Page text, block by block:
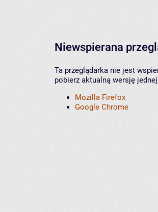
Niewspierana
Ta przeglądarka nie jest
pobierz aktualną wersję
Mozilla Firefox
Google Chrome